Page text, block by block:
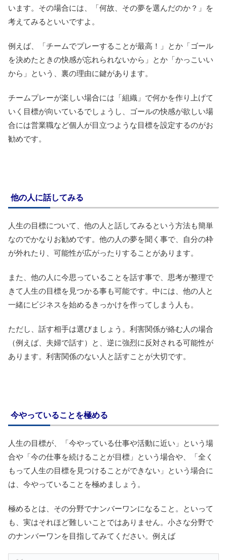
います。その場合には、「何故、その夢を選んだのか？」を
考えてみるといいですよ。
例えば、「チームでプレーすることが最高！」とか「ゴール
を決めたときの快感が忘れられないから」とか「かっこいい
から」という、裏の理由に鍵があります。
チームプレーが楽しい場合には「組織」で何かを作り上げて
いく目標が向いているでしょうし、ゴールの快感が欲しい場
合には営業職など個人が目立つような目標を設定するのがお
勧めです。
他の人に話してみる
人生の目標について、他の人と話してみるという方法も簡単
なのでかなりお勧めです。他の人の夢を聞く事で、自分の枠
が外れたり、可能性が広がったりすることがあります。
また、他の人に今思っていることを話す事で、思考が整理で
きて人生の目標を見つかる事も可能です。中には、他の人と
一緒にビジネスを始めるきっかけを作ってしまう人も。
ただし、話す相手は選びましょう。利害関係が絡む人の場合
（例えば、夫婦で話す）と、逆に強烈に反対される可能性が
あります。利害関係のない人と話すことが大切です。
今やっていることを極める
人生の目標が、「今やっている仕事や活動に近い」という場
合や「今の仕事を続けることが目標」という場合や、「全く
もって人生の目標を見つけることができない」という場合に
は、今やっていることを極めましょう。
極めるとは、その分野でナンバーワンになること。といって
も、実はそれほど難しいことではありません。小さな分野で
のナンバーワンを目指してみてください。例えば